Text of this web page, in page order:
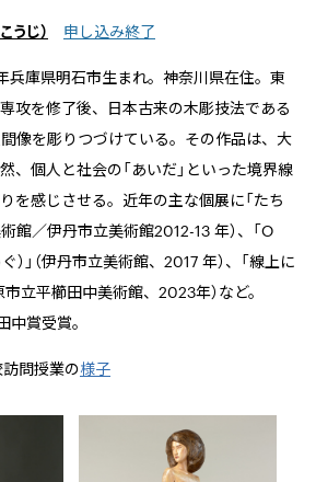
うじ） 申し込み終了
兵庫県明石市生まれ。神奈川県在住。東
攻を修了後、日本古来の木彫技法である
間像を彫りつづけている。その作品は、大
、個人と社会の「あいだ」といった境界線
を感じさせる。近年の主な個展に「たち
術館／伊丹市立美術館2012-13 年）、「O
）」（伊丹市立美術館、 2017 年）、「線上に
市立平櫛田中美術館、 2023年）など。
中賞受賞。
訪問授業の様子